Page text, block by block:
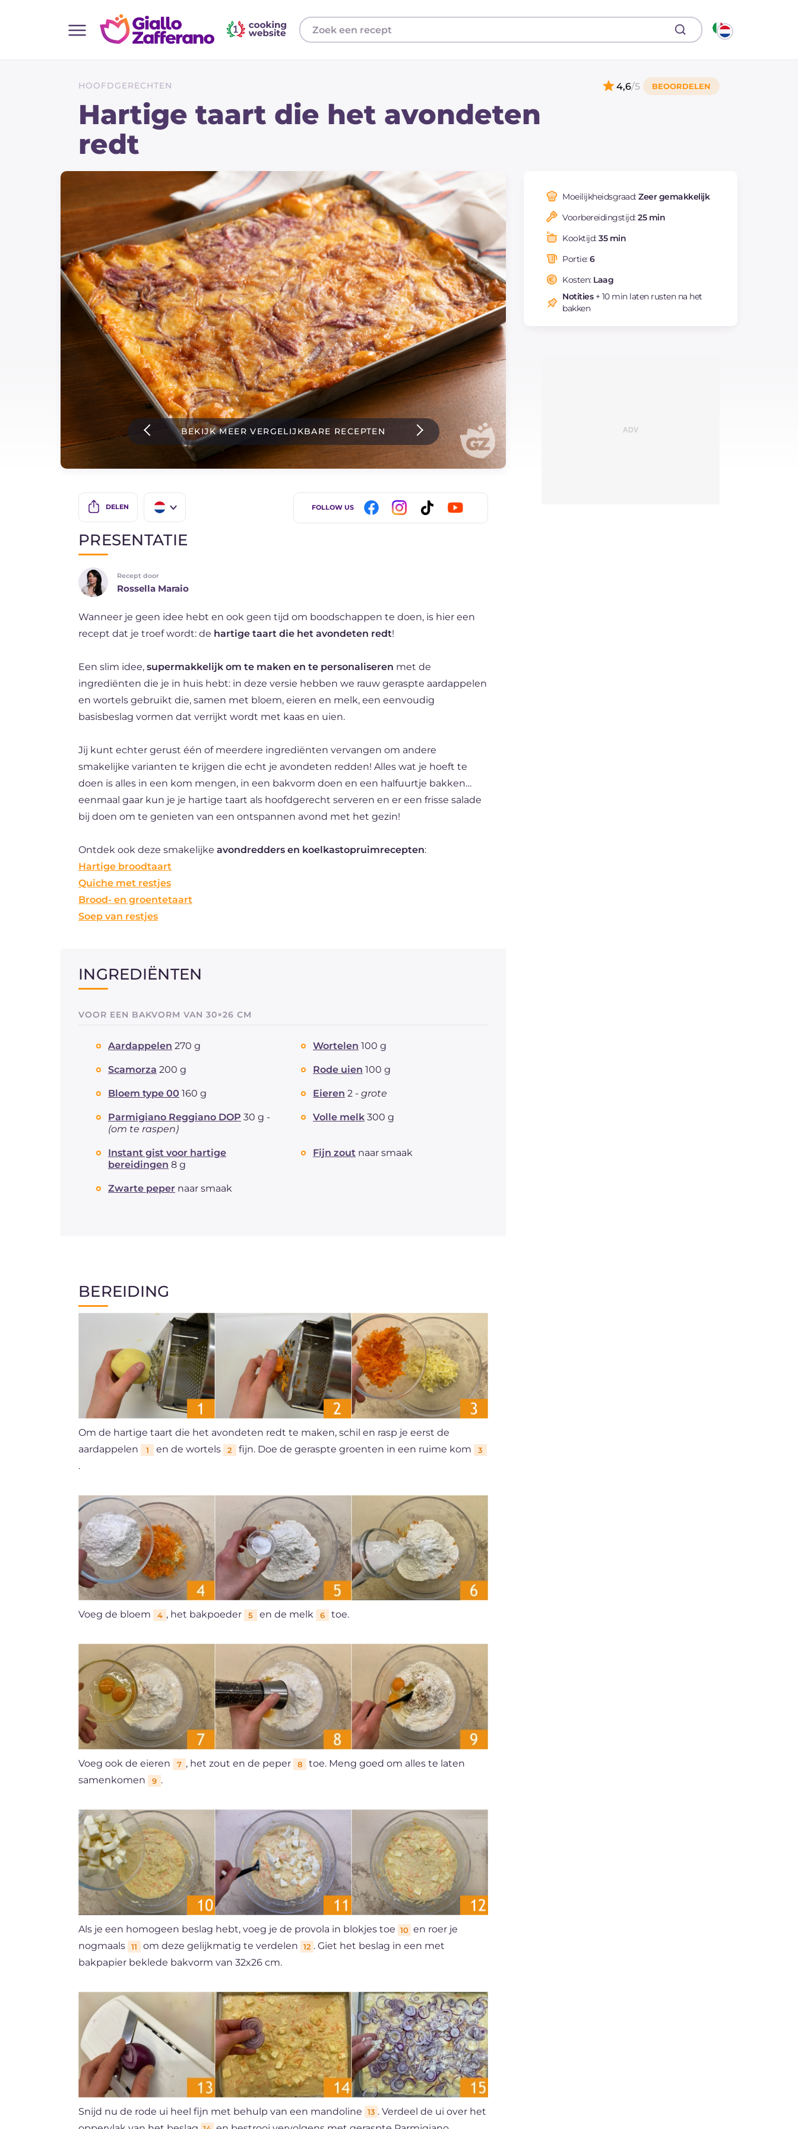
Hoofdgerechten
Bijgerechten
Taarten & Bakken
Nieuwste recepten
Instagram
HOOFDGERECHTEN
Hartige taart die het avondeten
redt
4,6/5
BEKIJK MEER VERGELIJKBARE RECEPTEN
DELEN
FR
FOLLOW US
Moeilijkheidsgraad:Zeer gemakkelijk
Voorbereidingstijd:25 min
Kooktijd:35 min
Portie:6
Kosten: Laag
Notities+ 10 min laten rusten na het
bakken
PRESENTATIE
Recept door
Rossella Maraio
Wanneer je geen idee hebt en ook geen tijd om boodschappen te doen, is hier een
recept dat je troef wordt: de hartige taart die het avondeten redt!
Een slim idee, supermakkelijk om te maken en te personaliseren met de
ingrediënten die je in huis hebt: in deze versie hebben we rauw geraspte aardappelen
en wortels gebruikt die, samen met bloem, eieren en melk, een eenvoudig
basisbeslag vormen dat verrijkt wordt met kaas en uien.
Jij kunt echter gerust één of meerdere ingrediënten vervangen om andere
smakelijke varianten te krijgen die echt je avondeten redden! Alles wat je hoeft te
doen is alles in een kom mengen, in een bakvorm doen en een halfuurtje bakken…
eenmaal gaar kun je je hartige taart als hoofdgerecht serveren en er een frisse salade
bij doen om te genieten van een ontspannen avond met het gezin!
Ontdek ook deze smakelijke avondredders en koelkastopruimrecepten:
Hartige broodtaart
Quiche met restjes
Brood- en groentetaart
Soep van restjes
INGREDIËNTEN
VOOR EEN BAKVORM VAN 30×26 CM
Aardappelen 270 g Wortelen 100 g
Scamorza 200 g Rode uien 100 g
Bloem type 00 160 g Eieren 2 - grote
Parmigiano Reggiano DOP 30 g -
(om te raspen)
Volle melk 300 g
Instant gist voor hartige
bereidingen 8 g
Fijn zout naar smaak
Zwarte peper naar smaak
BEREIDING
Om de hartige taart die het avondeten redt te maken, schil en rasp je eerst de
aardappelen
1 en de wortels 2 fijn. Doe de geraspte groenten in een ruime kom 3
.
Voeg de bloem 4 , het bakpoeder 5 en de melk 6 toe.
Voeg ook de eieren 7 , het zout en de peper 8
toe. Meng goed om alles te laten
samenkomen
9 .
Als je een homogeen beslag hebt, voeg je de provola in blokjes toe 10 en roer je
nogmaals
11 om deze gelijkmatig te verdelen 12 . Giet het beslag in een met
bakpapier beklede bakvorm van 32x26 cm.
Snijd nu de rode ui heel fijn met behulp van een mandoline 13 . Verdeel de ui over het